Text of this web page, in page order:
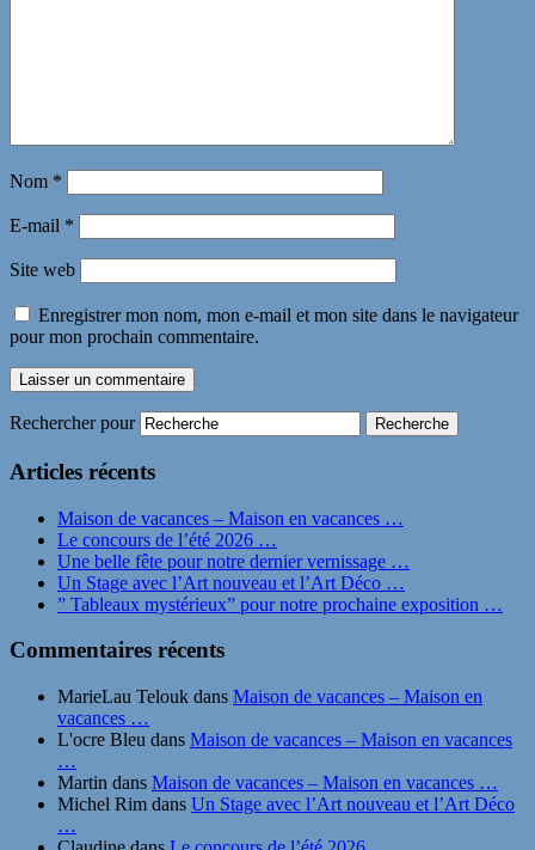
Nom *
E-mail *
Site web
Enregistrer mon nom, mon e-mail et mon site dans le navigateur
pour mon prochain commentaire.
Rechercher pour
Articles récents
Maison de vacances – Maison en vacances …
Le concours de l’été 2026 …
Une belle fête pour notre dernier vernissage …
Un Stage avec l’Art nouveau et l’Art Déco …
” Tableaux mystérieux” pour notre prochaine exposition …
Commentaires récents
MarieLau Telouk dans Maison de vacances – Maison en
vacances …
L'ocre Bleu dans Maison de vacances – Maison en vacances
…
Martin dans Maison de vacances – Maison en vacances …
Michel Rim dans Un Stage avec l’Art nouveau et l’Art Déco
…